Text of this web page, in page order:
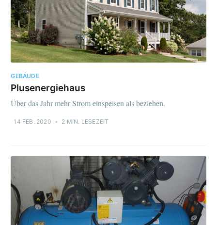
GEBÄUDE
Plusenergiehaus
Über das Jahr mehr Strom einspeisen als beziehen.
14 FEB. 2020 • 2 MIN. LESEZEIT